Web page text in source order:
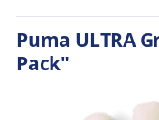
Puma ULTRA
Pack"